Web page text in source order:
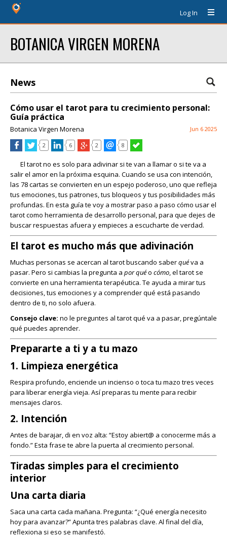
Log In
BOTANICA VIRGEN MORENA
News
Cómo usar el tarot para tu crecimiento personal:
Guía práctica
Botanica Virgen Morena Jun 6 2025
2 6 2 8
El tarot no es solo para adivinar si te van a llamar o si te va a
salir el amor en la próxima esquina. Cuando se usa con intención,
las 78 cartas se convierten en un espejo poderoso, uno que refleja
tus emociones, tus patrones, tus bloqueos y tus posibilidades más
profundas. En esta guía te voy a mostrar paso a paso cómo usar el
tarot como herramienta de desarrollo personal, para que dejes de
buscar respuestas afuera y empieces a escucharte de verdad.
El tarot es mucho más que adivinación
Muchas personas se acercan al tarot buscando saberquéva a
pasar. Pero si cambias la pregunta a por quéo cómo , el tarot se
convierte en una herramienta terapéutica. Te ayuda a mirar tus
decisiones, tus emociones y a comprender qué está pasando
dentro de ti, no solo afuera.
Consejo clave: no le preguntes al tarot qué va a pasar, pregúntale
qué puedes aprender.
Prepararte a ti y a tu mazo
1. Limpieza energética
Respira profundo, enciende un incienso o toca tu mazo tres veces
para liberar energía vieja. Así preparas tu mente para recibir
mensajes claros.
2. Intención
Antes de barajar, di en voz alta: “Estoy abiert@ a conocerme más a
fondo.” Esta frase te abre la puerta al crecimiento personal.
Tiradas simples para el crecimiento
interior
Una carta diaria
Saca una carta cada mañana. Pregunta: “¿Qué energía necesito
hoy para avanzar?” Apunta tres palabras clave. Al final del día,
reflexiona si eso se manifestó.